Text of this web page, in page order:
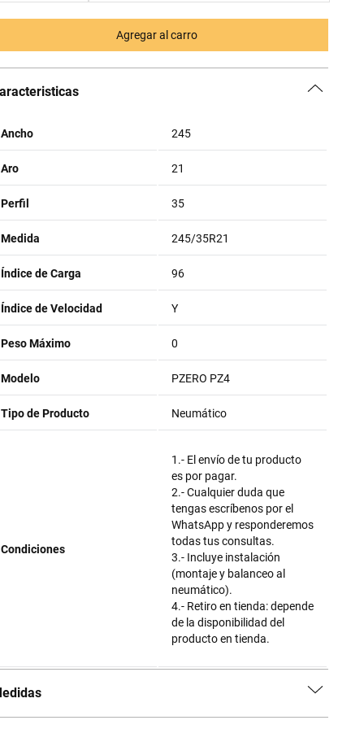
Agregar al carro
Ancho 245
Aro 21
Perfil 35
Medida 245/35R21
Índice de Carga 96
Índice de Velocidad Y
Peso Máximo 0
Modelo PZERO PZ4
Tipo de Producto Neumático
Condiciones
1.- El envío de tu producto
es por pagar.
2.- Cualquier duda que
tengas escríbenos por el
WhatsApp y responderemos
todas tus consultas.
3.- Incluye instalación
(montaje y balanceo al
neumático).
4.- Retiro en tienda: depende
de la disponibilidad del
producto en tienda.